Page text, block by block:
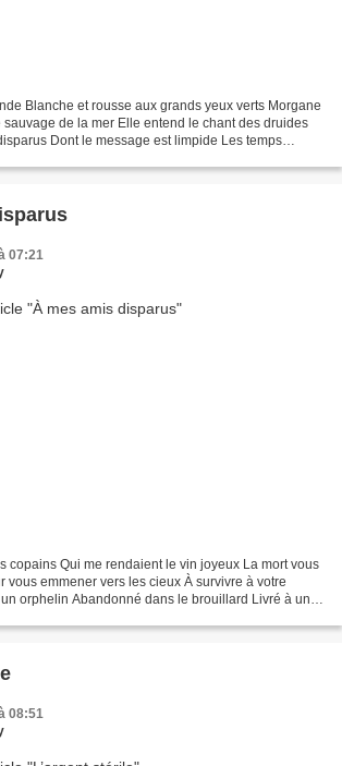
Blanche et rousse aux grands yeux verts Morgane
sauvage de la mer Elle entend le chant des druides
Dont le message est limpide Les temps
07:21
copains Qui me rendaient le vin joyeux La mort vous
vous emmener vers les cieux À survivre à votre
orphelin Abandonné dans le brouillard Livré à un
08:51